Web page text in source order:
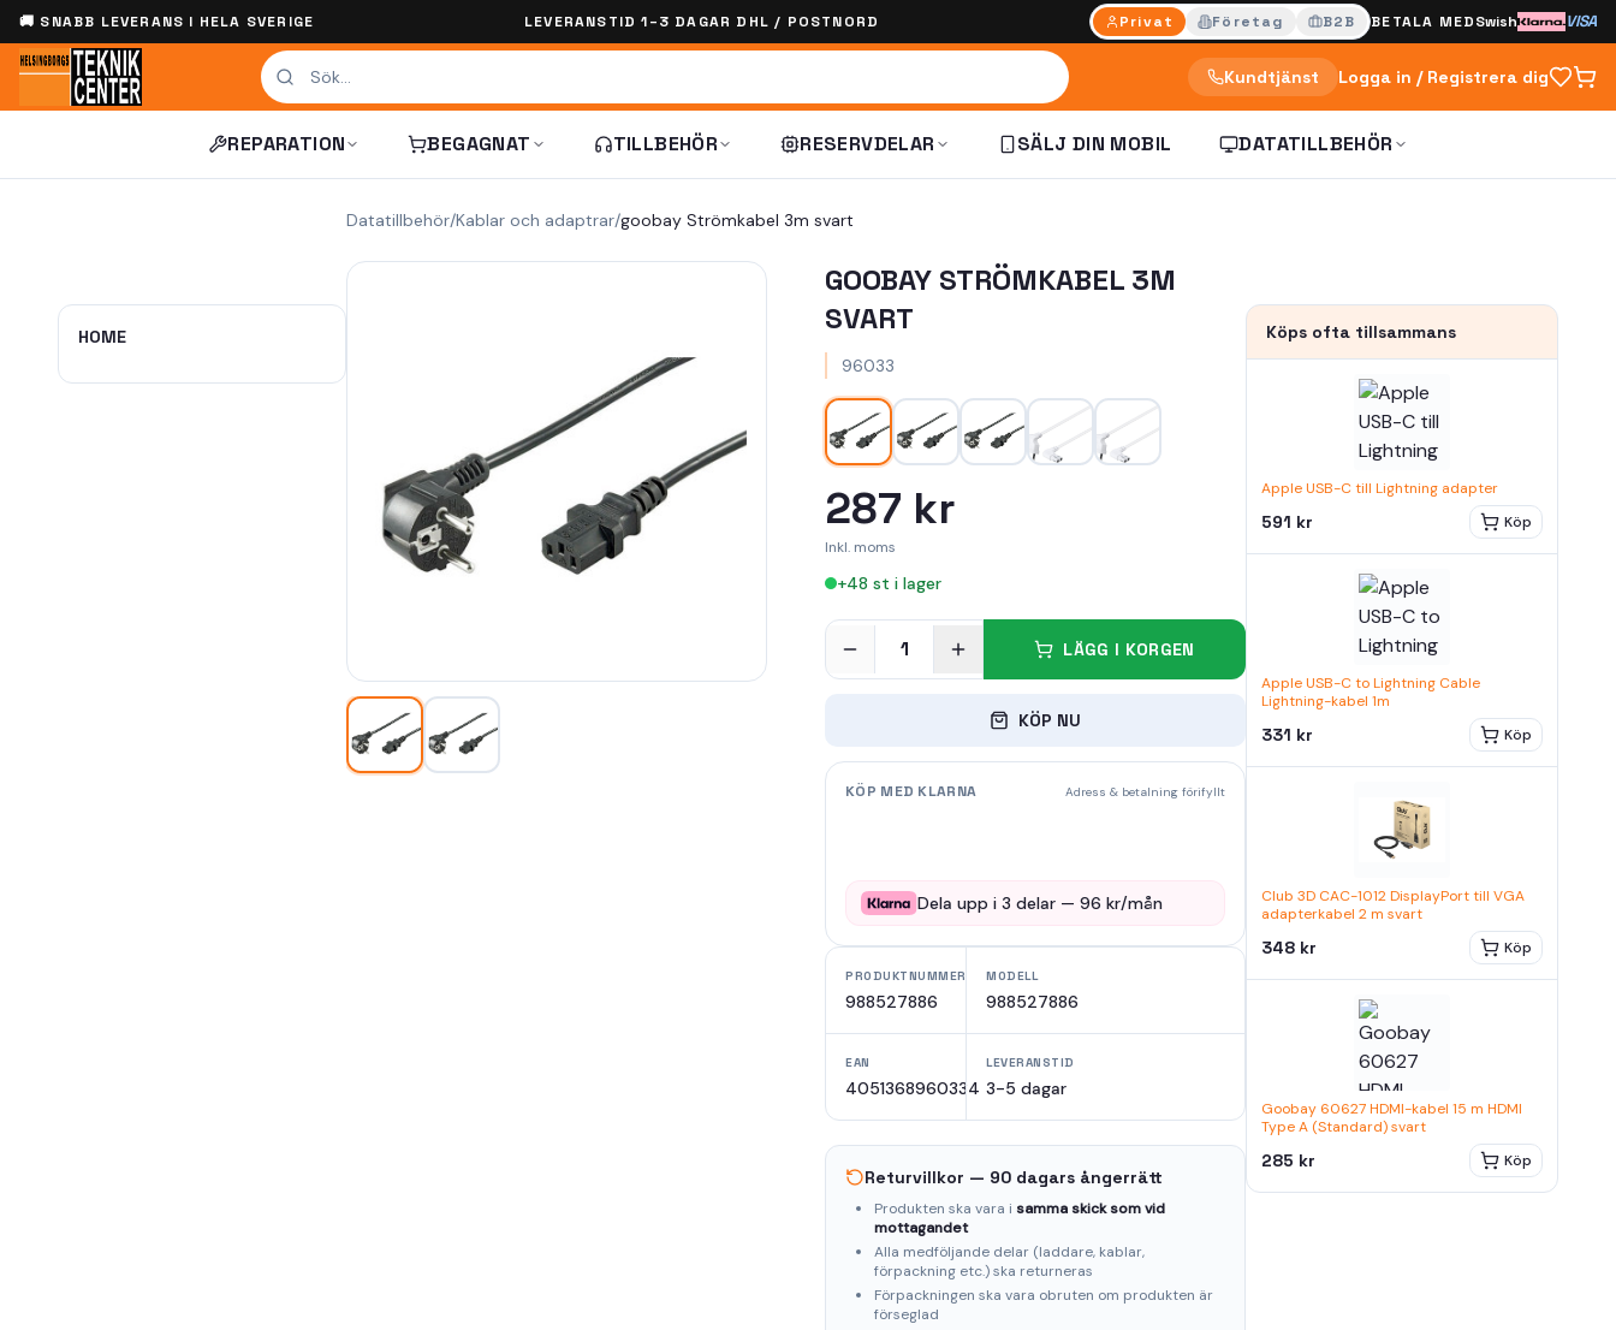
🚚 SNABB LEVERANS I HELA SVERIGE LEVERANSTID 1–3 DAGAR DHL / POSTNORD Privat Företag B2B BETALA MEDSwish VISA
Kundtjänst Logga in / Registrera dig
REPARATION BEGAGNAT TILLBEHÖR RESERVDELAR SÄLJ DIN MOBIL DATATILLBEHÖR
HOME
Datatillbehör/Kablar och adaptrar/goobay Strömkabel 3m svart
GOOBAY STRÖMKABEL 3M
SVART
96033
287 kr
Inkl. moms
+48 st i lager
1 LÄGG I KORGEN
KÖP NU
KÖP MED KLARNA Adress & betalning förifyllt
Dela upp i3 delar —96 kr/mån
PRODUKTNUMMER
988527886
MODELL
988527886
EAN
4051368960334
LEVERANSTID
3-5 dagar
Returvillkor — 90 dagars ångerrätt
Produkten ska vara i samma skick som vid
mottagandet
Alla medföljande delar (laddare, kablar,
förpackning etc.) ska returneras
Förpackningen ska vara obruten om produkten är
förseglad
Köps ofta tillsammans
Apple USB-C till Lightning adapter
591 kr Köp
Apple USB-C to Lightning Cable
Lightning-kabel 1m
331 kr Köp
Club 3D CAC-1012 DisplayPort till VGA
adapterkabel 2 m svart
348 kr Köp
Goobay 60627 HDMI-kabel 15 m HDMI
Type A (Standard) svart
285 kr Köp